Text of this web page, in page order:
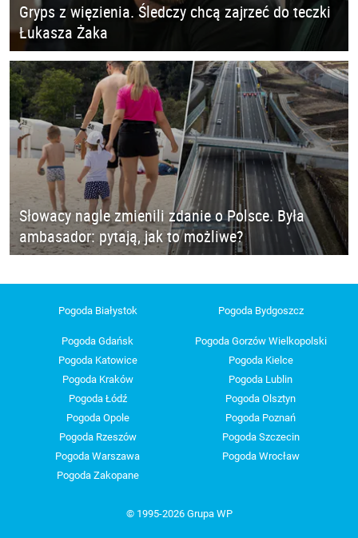
Gryps z więzienia. Śledczy chcą zajrzeć do teczki
Łukasza Żaka
Słowacy nagle zmienili zdanie o Polsce. Była
ambasador: pytają, jak to możliwe?
Pogoda Białystok Pogoda Bydgoszcz
Pogoda Gdańsk
Pogoda Gorzów Wielkopolski
Pogoda Katowice
Pogoda Kielce
Pogoda Kraków
Pogoda Lublin
Pogoda Łódź
Pogoda Olsztyn
Pogoda Opole
Pogoda Poznań
Pogoda Rzeszów
Pogoda Szczecin
Pogoda Warszawa
Pogoda Wrocław
Pogoda Zakopane
© 1995-2026 Grupa WP